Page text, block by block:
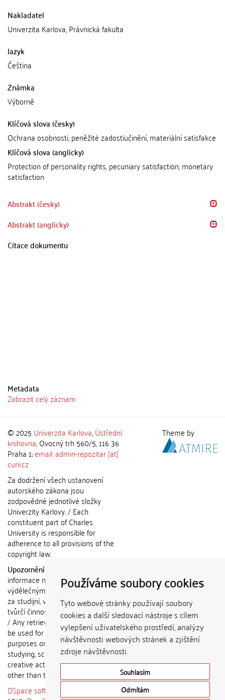
Používáme soubory cookies
Tyto webové stránky používají soubory
cookies a další sledovací nástroje s cílem
vylepšení uživatelského prostředí, analýzy
návštěvnosti webových stránek a zjištění
zdroje návštěvnosti.
Souhlasím
Odmítám
Nakladatel
Univerzita Karlova, Právnická fakulta
Jazyk
Čeština
Známka
Výborně
Klíčová slova (česky)
Ochrana osobnosti, peněžité zadostiučinění, materiální satisfakce
Klíčová slova (anglicky)
Protection of personality rights, pecuniary satisfaction, monetary
satisfaction
Abstrakt (česky)
Abstrakt (anglicky)
Citace dokumentu
Metadata
Zobrazit celý záznam
© 2025 Univerzita Karlova,Ústřední
knihovna, Ovocný trh 560/5, 116 36
Praha 1;email: admin-repozitar [at]
cuni.cz
Za dodržení všech ustanovení
autorského zákona jsou
zodpovědné jednotlivé složky
Univerzity Karlovy. / Each
constituent part of Charles
University is responsible for
adherence to all provisions of the
copyright law.
Upozornění / Notice:
informace nemohou být použity k
výdělečným účelům nebo vydávány
za studijní, vědeckou nebo jinou
tvůrčí činnost jiné osoby než autora.
/ Any retrieved information shall not
be used for any commercial
purposes or claimed as results of
studying, scientific or any other
creative activities of any person
other than the author.
DSpace software
copyright © 2002-
Theme by